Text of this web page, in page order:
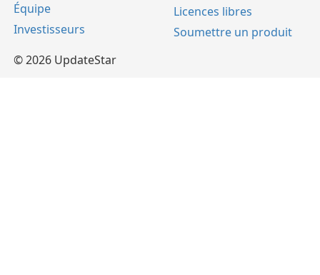
Équipe
Investisseurs
Licences libres
Soumettre un produit
© 2026 UpdateStar